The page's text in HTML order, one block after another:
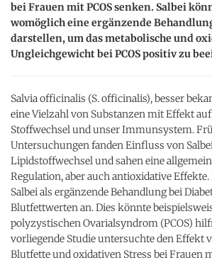
bei Frauen mit PCOS senken. Salbei
womöglich eine ergänzende
darstellen, um das metabolische und
Ungleichgewicht bei PCOS positiv zu
Salvia officinalis (S. officinalis), besser
eine Vielzahl von Substanzen mit Effekt
Stoffwechsel und unser Immunsystem.
Untersuchungen fanden Einfluss von
Lipidstoffwechsel und sahen eine
Regulation, aber auch antioxidative
Salbei als ergänzende Behandlung bei
Blutfettwerten an. Dies könnte
polyzystischen Ovarialsyndrom (PCOS)
vorliegende Studie untersuchte den Effekt
Blutfette und oxidativen Stress bei Frauen